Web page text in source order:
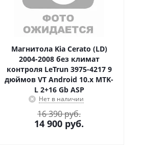
Магнитола Kia Cerato (LD)
2004-2008 без климат
контроля LeTrun 3975-4217 9
дюймов VT Android 10.x MTK-
L 2+16 Gb ASP
Нет в наличии
16 390 руб.
14 900 руб.